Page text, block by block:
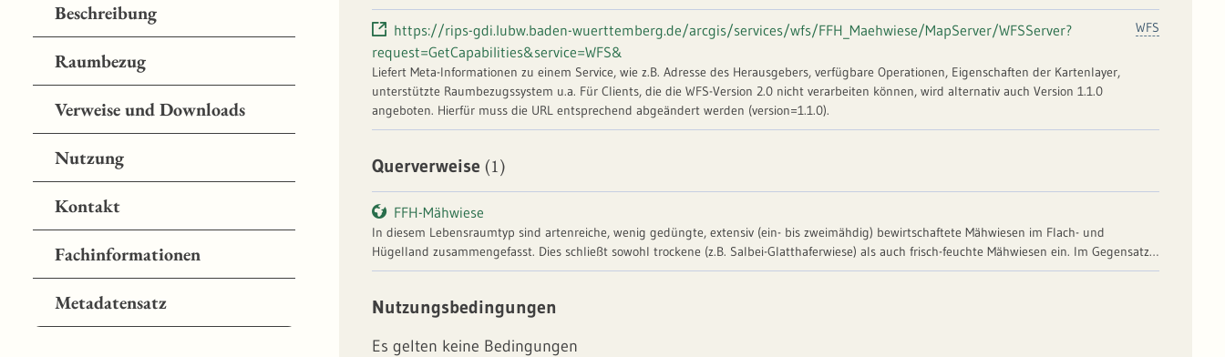
Beschreibung
Raumbezug
Verweise und Downloads
Nutzung
Kontakt
Fachinformationen
Metadatensatz
WFS
https://rips-gdi.lubw.baden-wuerttemberg.de/arcgis/services/wfs/FFH_Maehwiese/MapServer/WFSServer?
request=GetCapabilities&service=WFS&
Liefert Meta-Informationen zu einem Service, wie z.B. Adresse des Herausgebers, verfügbare Operationen, Eigenschaften der Kartenlayer,
unterstützte Raumbezugssystem u.a. Für Clients, die die WFS-Version 2.0 nicht verarbeiten können, wird alternativ auch Version 1.1.0
angeboten. Hierfür muss die URL entsprechend abgeändert werden (version=1.1.0).
Querverweise (1)
FFH-Mähwiese
In diesem Lebensraumtyp sind artenreiche, wenig gedüngte, extensiv (ein- bis zweimähdig) bewirtschaftete Mähwiesen im Flach- und
Hügelland zusammengefasst. Dies schließt sowohl trockene (z.B. Salbei-Glatthaferwiese) als auch frisch-feuchte Mähwiesen ein. Im Gegensatz
zum Intensivgrünland sind diese Wiesen blütenreich. Der erste Heuschnitt erfolgt nicht vor der Hauptblütezeit der Gräser. Die
FFH-Mähwiesen auch zu den geschützten Biotopen.
Nutzungsbedingungen
Es gelten keine Bedingungen